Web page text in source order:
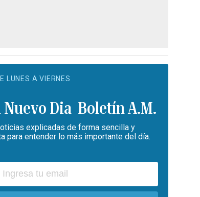
LUNES A VIERNES
Boletín A.M.
explicadas de forma sencilla y
para entender lo más importante del día.